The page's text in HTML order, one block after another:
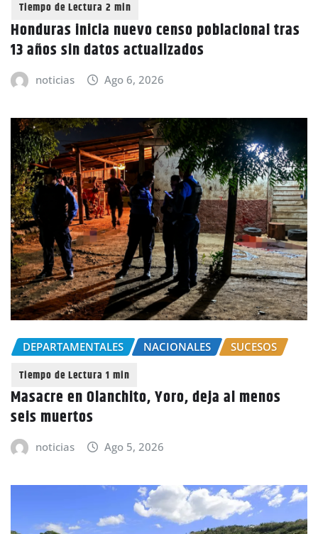
Honduras inicia nuevo censo poblacional tras
13 años sin datos actualizados
noticias Ago 6, 2026
DEPARTAMENTALES NACIONALES SUCESOS
Masacre en Olanchito, Yoro, deja al menos
seis muertos
noticias Ago 5, 2026